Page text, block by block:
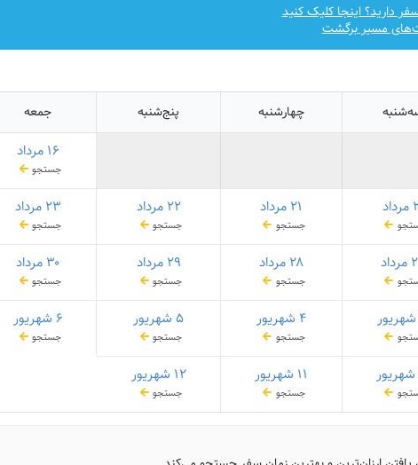
دارید؟ اینجا کلیک کنید
مسیر برگشت
چهارشنبه پنج‌شنبه جمعه
۱۶ مرداد
جستجو
۲۱ مرداد
جستجو
۲۲ مرداد
جستجو
۲۳ مرداد
جستجو
۲۸ مرداد
جستجو
۲۹ مرداد
جستجو
۳۰ مرداد
جستجو
۴ شهریور
جستجو
۵ شهریور
جستجو
۶ شهریور
جستجو
۱۱ شهریور
جستجو
۱۲ شهریور
جستجو